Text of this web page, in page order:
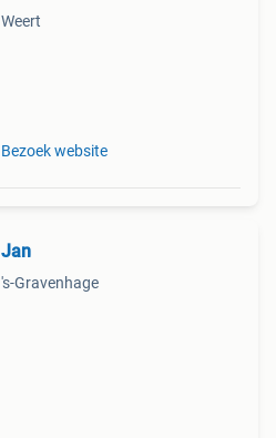
Weert
Bezoek website
Jan
's-Gravenhage